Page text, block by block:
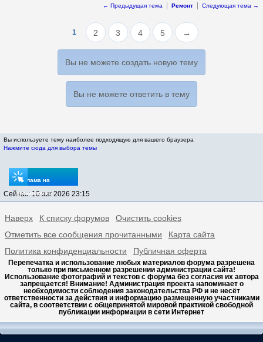
← Предыдущая тема Ремонт Следующая тема →
1 2 3 4 5 →
Вы не можете создать новую тему
Вы не можете ответить в тему
Вы используете тему наиболее подходящую для вашего браузера
Нажмите сюда для выбора темы
Реклама на
sptovarov.ru
Сейчас: 10 авг 2026 23:15
Наверх К списку форумов
Очистить cookies
Отметить все сообщения прочитанными
Карта сайта
Политика конфиденциальности
Публичная оферта